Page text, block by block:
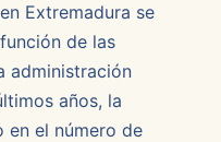
Extremadura se
de las
administración
años, la
en el número de